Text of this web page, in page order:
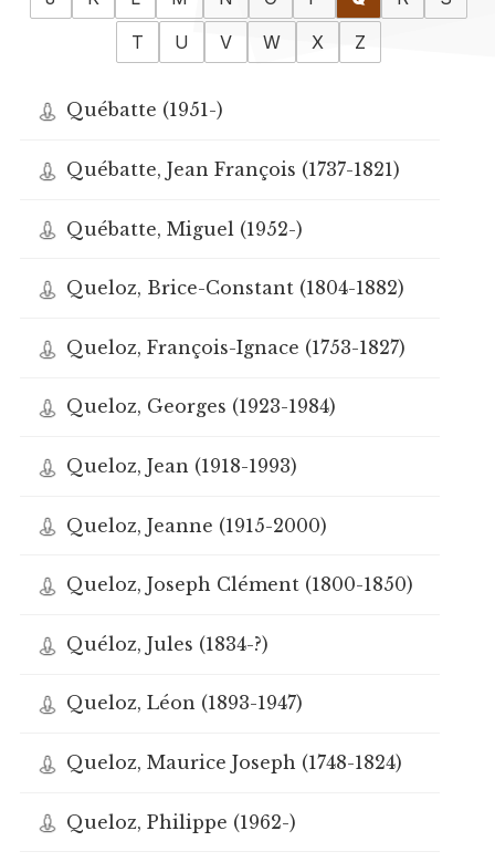
T
U V W X Z
Québatte (1951-)
Québatte, Jean François (1737-1821)
Québatte, Miguel (1952-)
Queloz, Brice-Constant (1804-1882)
Queloz, François-Ignace (1753-1827)
Queloz, Georges (1923-1984)
Queloz, Jean (1918-1993)
Queloz, Jeanne (1915-2000)
Queloz, Joseph Clément (1800-1850)
Quéloz, Jules (1834-?)
Queloz, Léon (1893-1947)
Queloz, Maurice Joseph (1748-1824)
Queloz, Philippe (1962-)